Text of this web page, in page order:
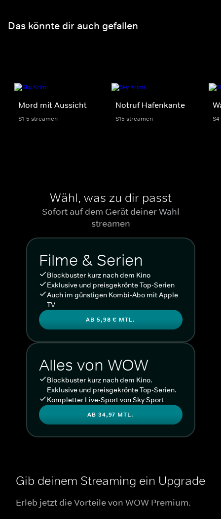
Das könnte dir auch gefallen
Mord mit Aussicht
S1-5 streamen
Notruf Hafenkante
S15 streamen
Wähl, was zu dir passt
Sofort auf dem Gerät deiner Wahl
streamen
Filme & Serien
Blockbuster kurz nach dem Kino
Exklusive und preisgekrönte Top-Serien
Auch im günstigen Kombi-Abo mit Apple
TV
AB 5,98 € MTL.
Alles von WOW
Blockbuster kurz nach dem Kino.
Exklusive und preisgekrönte Top-Serien.
Kompletter Live-Sport von Sky Sport
AB 34,97 MTL.
Gib deinem Streaming ein Upgrade
Erleb jetzt die Vorteile von WOW Premium.